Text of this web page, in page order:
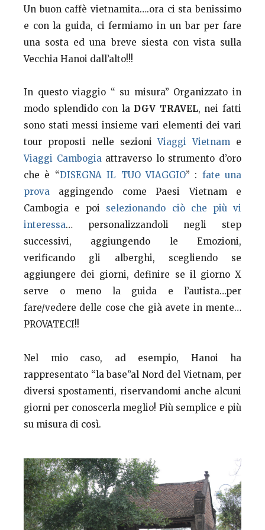
Un buon caffè vietnamita….ora ci sta benissimo
e con la guida, ci fermiamo in un bar per fare
una sosta ed una breve siesta con vista sulla
Vecchia Hanoi dall’alto!!!
In questo viaggio “ su misura” Organizzato in
modo splendido con la DGV TRAVEL, nei fatti
sono stati messi insieme vari elementi dei vari
tour proposti nelle sezioniViaggi Vietnam e
Viaggi Cambogiaattraverso lo strumento d’oro
che è “DISEGNA IL TUO VIAGGIO” : fate una
prova aggingendo come Paesi Vietnam e
Cambogia e poi selezionando ciò che più vi
interessa… personalizzandoli negli step
successivi, aggiungendo le Emozioni,
verificando gli alberghi, scegliendo se
aggiungere dei giorni, definire se il giorno X
serve o meno la guida e l’autista…per
fare/vedere delle cose che già avete in mente…
PROVATECI!!
Nel mio caso, ad esempio, Hanoi ha
rappresentato “la base”al Nord del Vietnam, per
diversi spostamenti, riservandomi anche alcuni
giorni per conoscerla meglio! Più semplice e più
su misura di così.